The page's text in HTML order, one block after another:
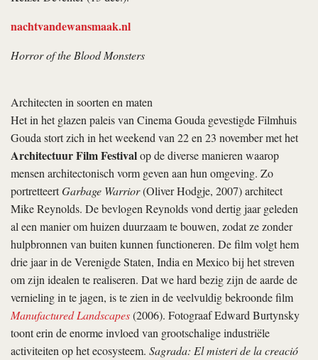
nachtvandewansmaak.nl
Horror of the Blood Monsters
Architecten in soorten en maten
Het in het glazen paleis van Cinema Gouda gevestigde Filmhuis
Gouda stort zich in het weekend van 22 en 23 november met het
Architectuur Film Festivalop de diverse manieren waarop
mensen architectonisch vorm geven aan hun omgeving. Zo
portretteertGarbage Warrior(Oliver Hodgje, 2007) architect
Mike Reynolds. De bevlogen Reynolds vond dertig jaar geleden
al een manier om huizen duurzaam te bouwen, zodat ze zonder
hulpbronnen van buiten kunnen functioneren. De film volgt hem
drie jaar in de Verenigde Staten, India en Mexico bij het streven
om zijn idealen te realiseren. Dat we hard bezig zijn de aarde de
vernieling in te jagen, is te zien in de veelvuldig bekroonde film
Manufactured Landscapes(2006). Fotograaf Edward Burtynsky
toont erin de enorme invloed van grootschalige industriële
activiteiten op het ecosysteem. Sagrada: El misteri de la creació